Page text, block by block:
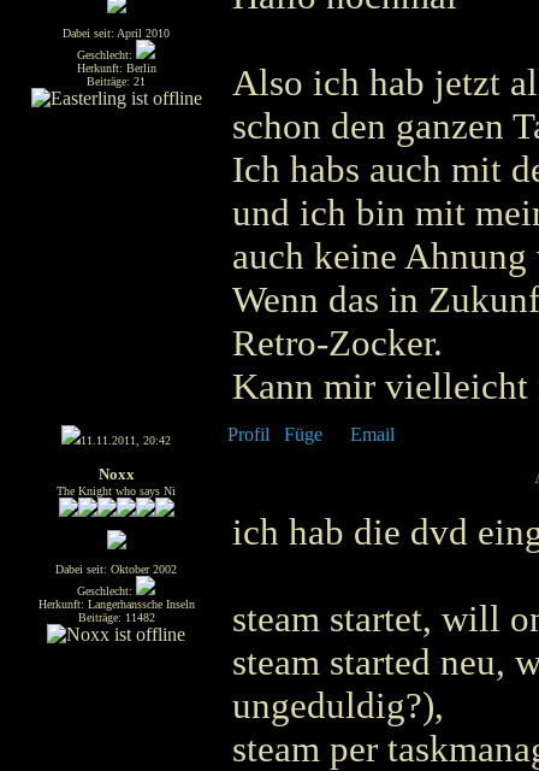
Dabei seit: April 2010
Geschlecht:
Herkunft: Berlin
Beiträge: 21
Also ich hab jetzt
schon den ganzen
Ich habs auch mit
und ich bin mit
auch keine
Wenn das in
Retro-Zocker.
Kann mir vielleicht
11.11.2011, 20:42
Noxx
The Knight who says Ni
Dabei seit: Oktober 2002
Geschlecht:
Herkunft: Langerhanssche Inseln
Beiträge: 11482
ich hab die dvd
steam startet, will
steam started neu,
ungeduldig?),
steam per